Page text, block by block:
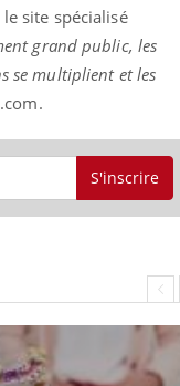
site spécialisé
grand public, les
se multiplient et les
S'inscrire